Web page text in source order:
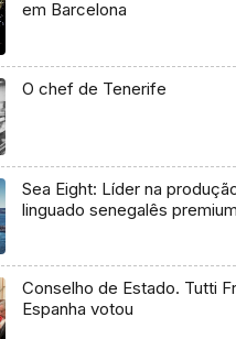
em Barcelona
O chef de Tenerife
Sea Eight: Líder na
linguado senegalês premium
Conselho de Estado. Tutti
Espanha votou